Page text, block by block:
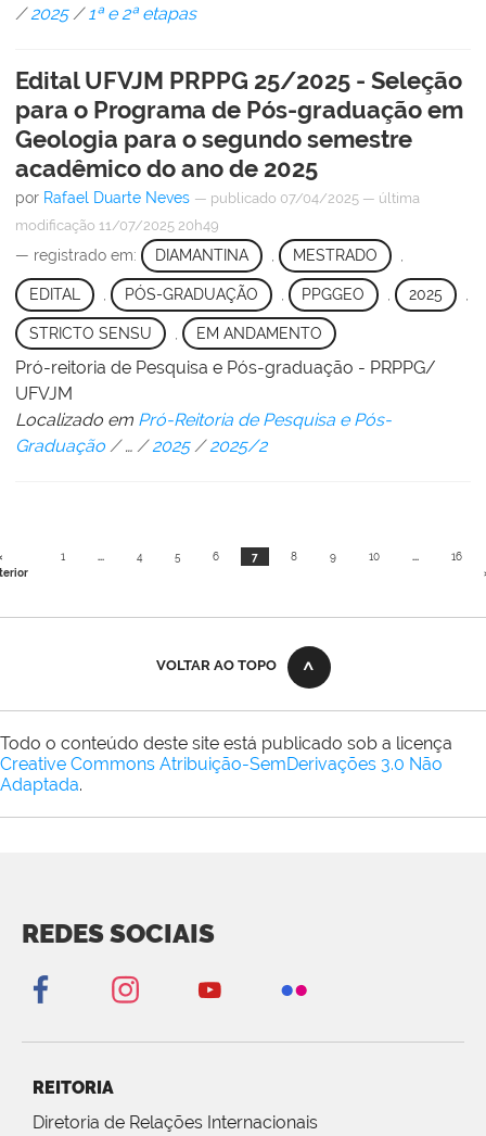
/2025 /1ª e 2ª etapas
Edital UFVJM PRPPG 25/2025 - Seleção
para o Programa de Pós-graduação em
Geologia para o segundo semestre
acadêmico do ano de 2025
por Rafael Duarte Neves — publicado 07/04/2025 — última
modificação 11/07/2025 20h49
— registrado em: DIAMANTINA , MESTRADO ,
EDITAL PÓS-GRADUAÇÃO PPGGEO , 2025
STRICTO SENSU EM ANDAMENTO
Pró-reitoria de Pesquisa e Pós-graduação - PRPPG/
UFVJM
Localizado em Pró-Reitoria de Pesquisa e Pós-
Graduação /… /2025 /2025/2
1 ... 4 5 6 7 8 9 10 ...
16
VOLTAR AO TOPO
Todo o conteúdo deste site está publicado sob a licença
Creative Commons Atribuição-SemDerivações 3.0 Não
Adaptada.
REDES SOCIAIS
REITORIA
Diretoria de Relações Internacionais